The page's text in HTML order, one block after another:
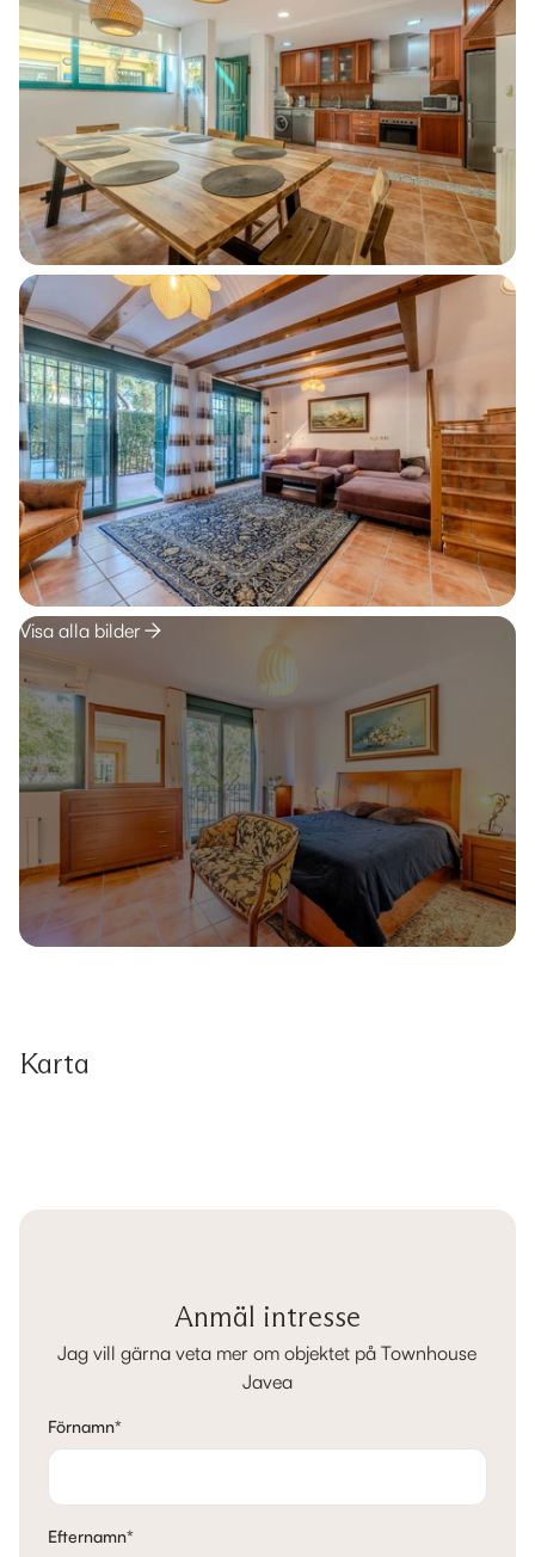
Visa alla bilder
Karta
Anmäl intresse
Jag vill gärna veta mer om objektet på Townhouse
Javea
Förnamn*
Efternamn*